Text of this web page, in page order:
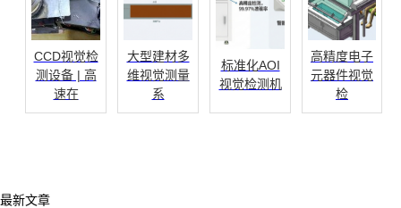
CCD视觉检
测设备 | 高
速在
大型建材多
维视觉测量
系
标准化AOI
视觉检测机
高精度电子
元器件视觉
检
最新文章